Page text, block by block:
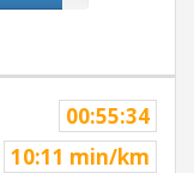
00:55:34
10:11 min/km